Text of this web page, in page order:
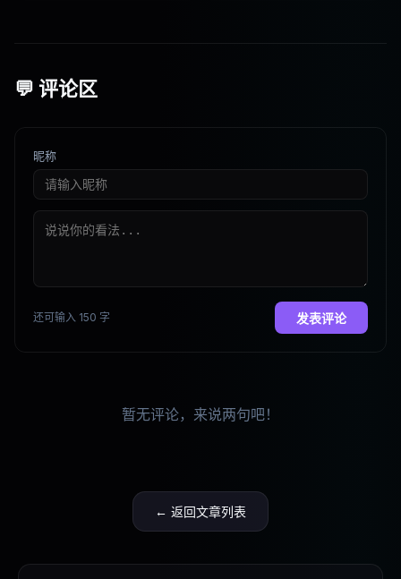
💬 评论区
昵称
还可输入 150 字 发表评论
暂无评论，来说两句吧！
← 返回文章列表